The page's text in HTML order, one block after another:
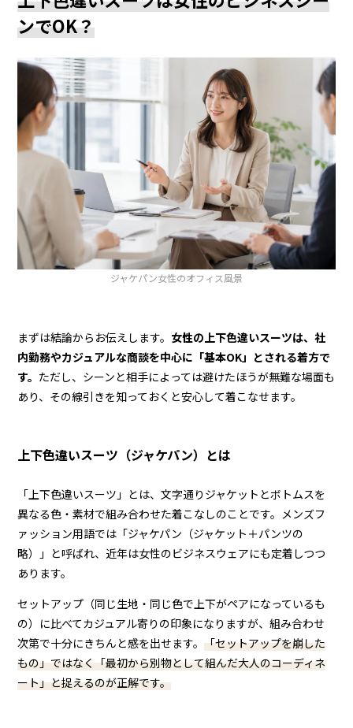
ンでOK？
ジャケパン女性のオフィス風景
まずは結論からお伝えします。 女性の上下色違いスーツは、社
内勤務やカジュアルな商談を中心に「基本OK」とされる着方で
す。 ただし、シーンと相手によっては避けたほうが無難な場面も
あり、その線引きを知っておくと安心して着こなせます。
上下色違いスーツ（ジャケパン）とは
「上下色違いスーツ」とは、文字通りジャケットとボトムスを
異なる色・素材で組み合わせた着こなしのことです。メンズフ
ァッション用語では「ジャケパン（ジャケット＋パンツの
略）」と呼ばれ、近年は女性のビジネスウェアにも定着しつつ
あります。
セットアップ（同じ生地・同じ色で上下がペアになっているも
の）に比べてカジュアル寄りの印象になりますが、組み合わせ
次第で十分にきちんと感を出せます。「セットアップを崩した
もの」ではなく「最初から別物として組んだ大人のコーディネ
ート」と捉えるのが正解です。